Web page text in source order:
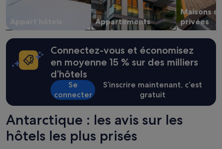
Appart’hôtels Appartements
Maisons
privées
Connectez-vous et économisez
en moyenne 15 % sur des milliers
d’hôtels
Se
connecter
S’inscrire maintenant, c’est
gratuit
Antarctique : les avis sur les
hôtels les plus prisés